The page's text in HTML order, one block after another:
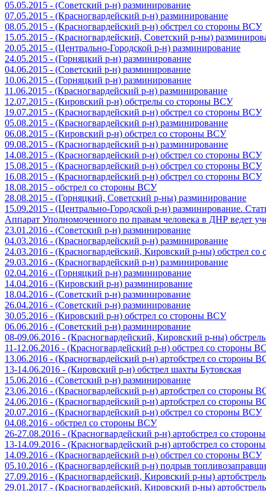
05.05.2015 - (Советский р-н) разминирование
07.05.2015 - (Красногвардейский р-н) разминирование
08.05.2015 - (Красногвардейский р-н) обстрел со стороны ВСУ
15.05.2015 - (Красногвардейский, Советский р-ны)
20.05.2015 - (Центрально-Городской р-н) разминирование
24.05.2015 - (Горняцкий р-н) разминирование
04.06.2015 - (Советский р-н) разминирование
10.06.2015 - (Горняцкий р-н) разминирование
11.06.2015 - (Красногвардейский р-н) разминирование
12.07.2015 - (Кировский р-н) обстрелы со стороны ВСУ
19.07.2015 - (Красногвардейский р-н) обстрел со стороны ВСУ
05.08.2015 - (Красногвардейский р-н) разминирование
06.08.2015 - (Кировский р-н) обстрел со стороны ВСУ
09.08.2015 - (Красногвардейский р-н) разминирование
14.08.2015 - (Красногвардейский р-н) обстрел со стороны ВСУ
15.08.2015 - (Красногвардейский р-н) обстрел со стороны ВСУ
16.08.2015 - (Красногвардейский р-н) обстрел со стороны ВСУ
18.08.2015 - обстрел со стороны ВСУ
28.08.2015 - (Горняцкий, Советский р-ны) разминирование
15.09.2015 - (Центрально-Городской р-н) разминирование.
Аппарат Уполномоченного по правам человека в ДНР ведет
23.01.2016 - (Советский р-н) разминирование
04.03.2016 - (Красногвардейский р-н) разминирование
24.03.2016 - (Красногвардейский, Кировский р-ны) обстрел
29.03.2016 - (Красногвардейский р-н) разминирование
02.04.2016 - (Горняцкий р-н) разминирование
14.04.2016 - (Кировский р-н) разминирование
18.04.2016 - (Советский р-н) разминирование
26.04.2016 - (Советский р-н) разминирование
30.05.2016 - (Кировский р-н) обстрел со стороны ВСУ
06.06.2016 - (Советский р-н) разминирование
08-09.06.2016 - (Красногвардейский, Кировский р-ны)
11-12.06.2016 - (Красногвардейский р-н) обстрел со стороны
13.06.2016 - (Красногвардейский р-н) артобстрел со стороны
13-14.06.2016 - (Кировский р-н) обстрел шахты Бутовская
15.06.2016 - (Советский р-н) разминирование
23.06.2016 - (Красногвардейский р-н) артобстрел со стороны
24.06.2016 - (Красногвардейский р-н) артобстрел со стороны
20.07.2016 - (Красногвардейский р-н) обстрел со стороны ВСУ
04.08.2016 - обстрел со стороны ВСУ
26-27.08.2016 - (Красногвардейский р-н) артобстрел со
13-14.09.2016 - (Красногвардейский р-н) артобстрел со
14.09.2016 - (Красногвардейский р-н) обстрел со стороны ВСУ
05.10.2016 - (Красногвардейский р-н) подрыв
27.09.2016 - (Красногвардейский, Кировский р-ны)
29.01.2017 - (Красногвардейский, Кировский р-ны)